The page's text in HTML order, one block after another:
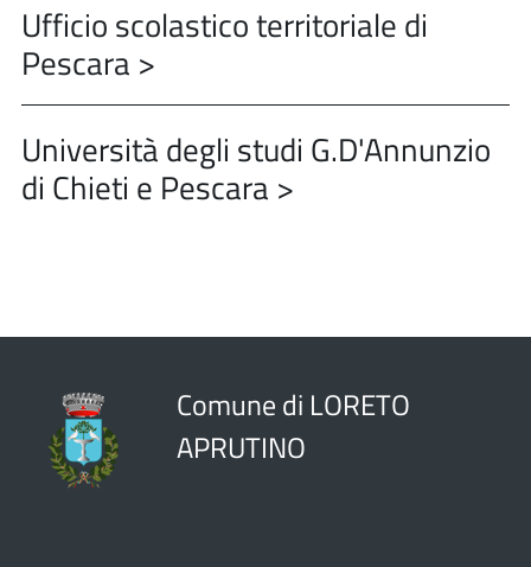
Ufficio scolastico territoriale di
Pescara >
Università degli studi G.D'Annunzio
di Chieti e Pescara >
Comune di LORETO
APRUTINO